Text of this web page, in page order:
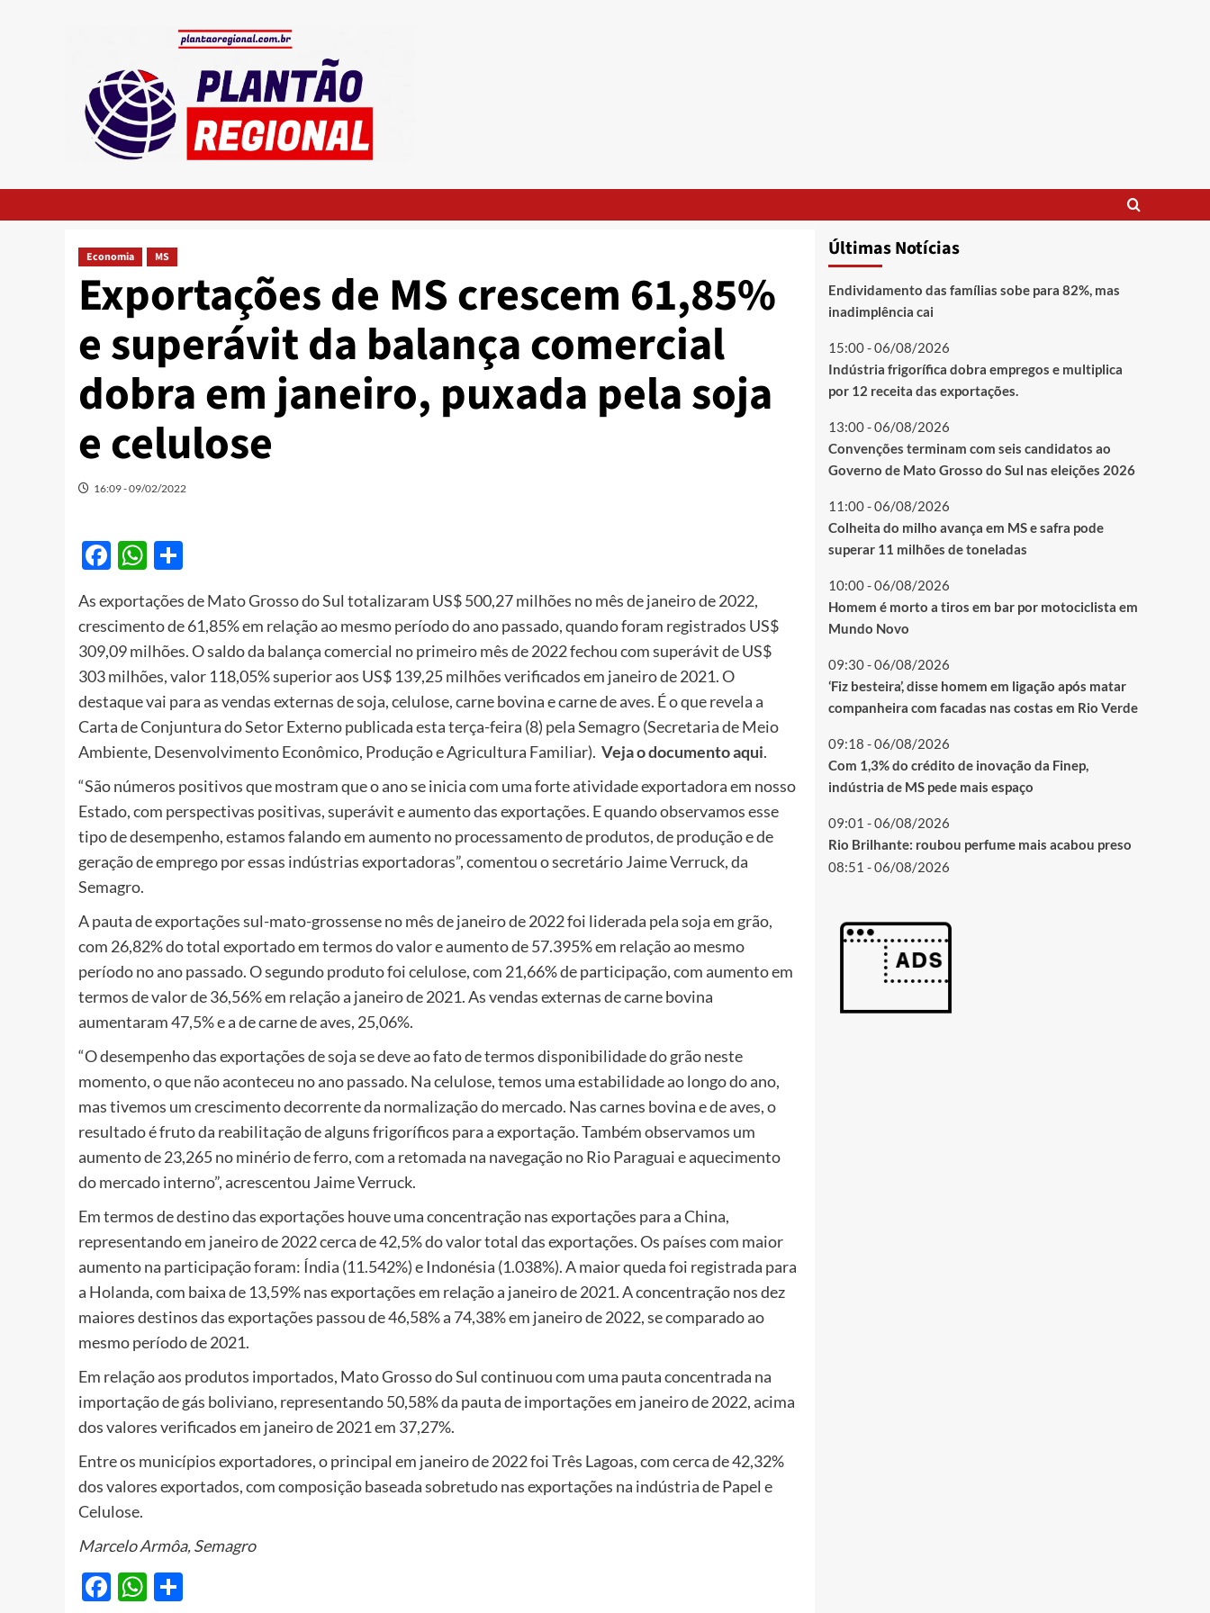
Economia MS
Exportações de MS crescem 61,85%
e superávit da balança comercial
dobra em janeiro, puxada pela soja
e celulose
16:09 - 09/02/2022
Facebook
WhatsApp
As exportações de Mato Grosso do Sul totalizaram US$ 500,27 milhões no mês de janeiro de 2022,
crescimento de 61,85% em relação ao mesmo período do ano passado, quando foram registrados US$
309,09 milhões. O saldo da balança comercial no primeiro mês de 2022 fechou com superávit de US$
303 milhões, valor 118,05% superior aos US$ 139,25 milhões verificados em janeiro de 2021. O
destaque vai para as vendas externas de soja, celulose, carne bovina e carne de aves. É o que revela a
Carta de Conjuntura do Setor Externo publicada esta terça-feira (8) pela Semagro (Secretaria de Meio
Ambiente, Desenvolvimento Econômico, Produção e Agricultura Familiar). Veja o documento aqui.
“São números positivos que mostram que o ano se inicia com uma forte atividade exportadora em nosso
Estado, com perspectivas positivas, superávit e aumento das exportações. E quando observamos esse
tipo de desempenho, estamos falando em aumento no processamento de produtos, de produção e de
geração de emprego por essas indústrias exportadoras”, comentou o secretário Jaime Verruck, da
Semagro.
A pauta de exportações sul-mato-grossense no mês de janeiro de 2022 foi liderada pela soja em grão,
com 26,82% do total exportado em termos do valor e aumento de 57.395% em relação ao mesmo
período no ano passado. O segundo produto foi celulose, com 21,66% de participação, com aumento em
termos de valor de 36,56% em relação a janeiro de 2021. As vendas externas de carne bovina
aumentaram 47,5% e a de carne de aves, 25,06%.
“O desempenho das exportações de soja se deve ao fato de termos disponibilidade do grão neste
momento, o que não aconteceu no ano passado. Na celulose, temos uma estabilidade ao longo do ano,
mas tivemos um crescimento decorrente da normalização do mercado. Nas carnes bovina e de aves, o
resultado é fruto da reabilitação de alguns frigoríficos para a exportação. Também observamos um
aumento de 23,265 no minério de ferro, com a retomada na navegação no Rio Paraguai e aquecimento
do mercado interno”, acrescentou Jaime Verruck.
Em termos de destino das exportações houve uma concentração nas exportações para a China,
representando em janeiro de 2022 cerca de 42,5% do valor total das exportações. Os países com maior
aumento na participação foram: Índia (11.542%) e Indonésia (1.038%). A maior queda foi registrada para
a Holanda, com baixa de 13,59% nas exportações em relação a janeiro de 2021. A concentração nos dez
maiores destinos das exportações passou de 46,58% a 74,38% em janeiro de 2022, se comparado ao
mesmo período de 2021.
Em relação aos produtos importados, Mato Grosso do Sul continuou com uma pauta concentrada na
importação de gás boliviano, representando 50,58% da pauta de importações em janeiro de 2022, acima
dos valores verificados em janeiro de 2021 em 37,27%.
Entre os municípios exportadores, o principal em janeiro de 2022 foi Três Lagoas, com cerca de 42,32%
dos valores exportados, com composição baseada sobretudo nas exportações na indústria de Papel e
Celulose.
Marcelo Armôa, Semagro
Facebook
WhatsApp
Últimas Notícias
Endividamento das famílias sobe para 82%, mas
inadimplência cai
15:00 - 06/08/2026
Indústria frigorífica dobra empregos e multiplica
por 12 receita das exportações.
13:00 - 06/08/2026
Convenções terminam com seis candidatos ao
Governo de Mato Grosso do Sul nas eleições 2026
11:00 - 06/08/2026
Colheita do milho avança em MS e safra pode
superar 11 milhões de toneladas
10:00 - 06/08/2026
Homem é morto a tiros em bar por motociclista em
Mundo Novo
09:30 - 06/08/2026
‘Fiz besteira’, disse homem em ligação após matar
companheira com facadas nas costas em Rio Verde
09:18 - 06/08/2026
Com 1,3% do crédito de inovação da Finep,
indústria de MS pede mais espaço
09:01 - 06/08/2026
Rio Brilhante: roubou perfume mais acabou preso
08:51 - 06/08/2026